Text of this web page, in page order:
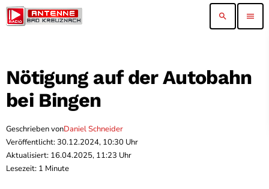
search menu
Nötigung auf der Autobahn
bei Bingen
Geschrieben vonDaniel Schneider
Veröffentlicht: 30.12.2024, 10:30 Uhr
Aktualisiert: 16.04.2025, 11:23 Uhr
Lesezeit: 1 Minute